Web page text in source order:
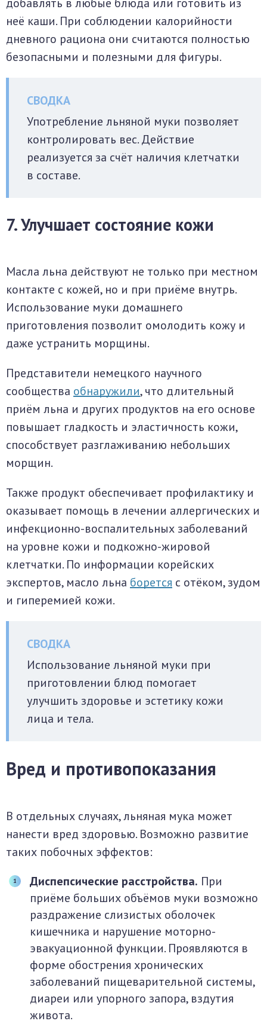
неё каши. При соблюдении калорийности
дневного рациона они считаются полностью
безопасными и полезными для фигуры.
Употребление льняной муки позволяет
контролировать вес. Действие
реализуется за счёт наличия клетчатки
в составе.
7. Улучшает состояние кожи
Масла льна действуют не только при местном
контакте с кожей, но и при приёме внутрь.
Использование муки домашнего
приготовления позволит омолодить кожу и
даже устранить морщины.
Представители немецкого научного
сообщества обнаружили, что длительный
приём льна и других продуктов на его основе
повышает гладкость и эластичность кожи,
способствует разглаживанию небольших
морщин.
Также продукт обеспечивает профилактику и
оказывает помощь в лечении аллергических и
инфекционно-воспалительных заболеваний
на уровне кожи и подкожно-жировой
клетчатки. По информации корейских
экспертов, масло льна борется с отёком, зудом
и гиперемией кожи.
Использование льняной муки при
приготовлении блюд помогает
улучшить здоровье и эстетику кожи
лица и тела.
Вред и противопоказания
В отдельных случаях, льняная мука может
нанести вред здоровью. Возможно развитие
таких побочных эффектов:
Диспепсические расстройства. При
приёме больших объёмов муки возможно
раздражение слизистых оболочек
кишечника и нарушение моторно-
эвакуационной функции. Проявляются в
форме обострения хронических
заболеваний пищеварительной системы,
диареи или упорного запора, вздутия
живота.